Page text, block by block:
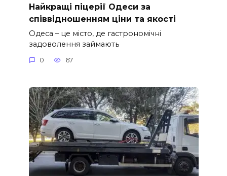
Найкращі піцерії Одеси за
співвідношенням ціни та якості
Одеса – це місто, де гастрономічні
задоволення займають
0 67